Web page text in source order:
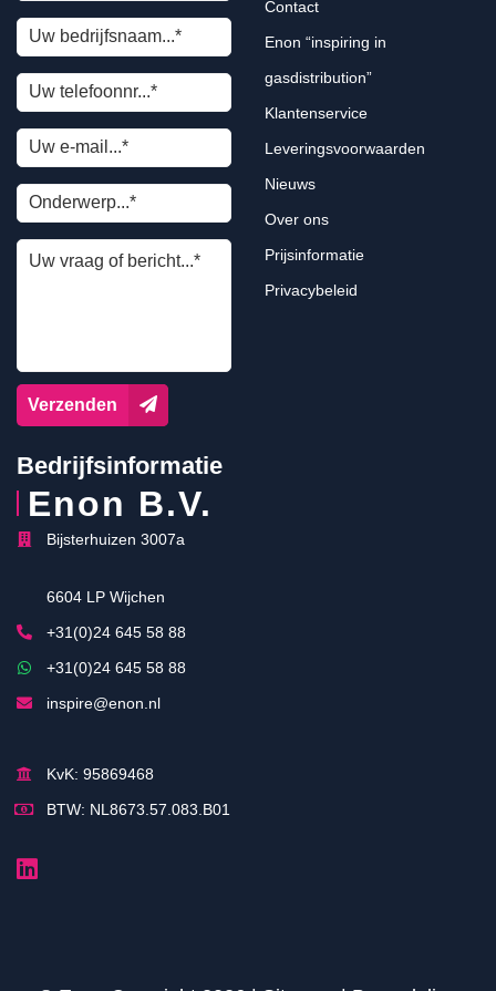
Verzenden
Contact
Enon “inspiring in
gasdistribution”
Klantenservice
Leveringsvoorwaarden
Nieuws
Over ons
Prijsinformatie
Privacybeleid
Bedrijfsinformatie
Enon B.V.
Bijsterhuizen 3007a
6604 LP Wijchen
+31(0)24 645 58 88
+31(0)24 645 58 88
inspire@enon.nl
KvK: 95869468
BTW: NL8673.57.083.B01